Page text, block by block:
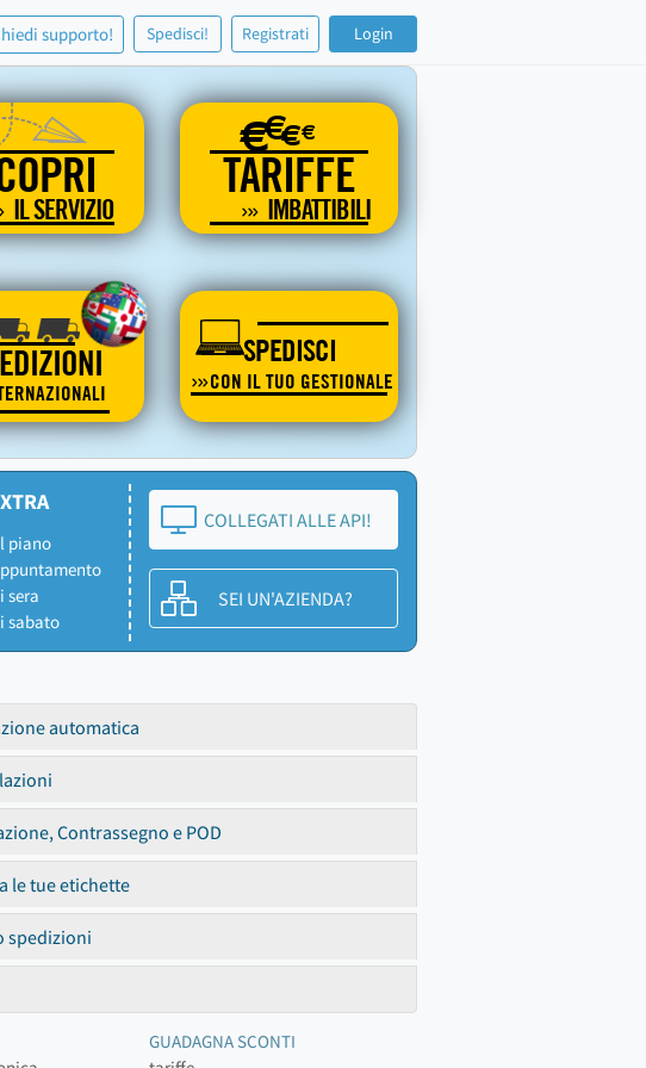
supporto! Spedisci! Registrati Login
IL SERVIZIO
€€€€
TARIFFE
IMBATTIBILI
SPEDISCI
CON IL TUO GESTIONALE
piano
sera
sabato
COLLEGATI ALLE API!
SEI UN'AZIENDA?
automatica
Contrassegno e POD
le tue etichette
spedizioni
GUADAGNA SCONTI